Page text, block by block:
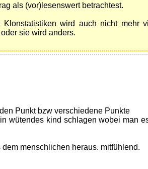
als (vor)lesenswert betrachtest.
wird auch nicht mehr
sie wird anders.
Punkt bzw verschiedene Punkte
wütendes kind schlagen wobei man
menschlichen heraus. mitfühlend.